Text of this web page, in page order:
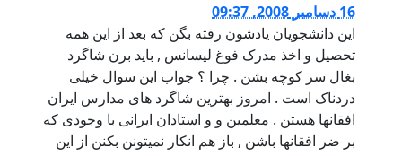
16 دسامبر 2008, 09:37
این دانشجویان یادشون رفته بگن که بعد از این همه
تحصیل و اخذ مدرک فوغ لیسانس , باید برن شاگرد
بغال سر کوچه بشن . چرا ؟ جواب این سوال خیلی
دردناک است . امروز بهترین شاگرد های مدارس ایران
افقانها هستن . معلمین و و استادان ایرانی با وجودی که
بر ضر افقانها باشن , باز هم انکار نمیتونن بکنن از این